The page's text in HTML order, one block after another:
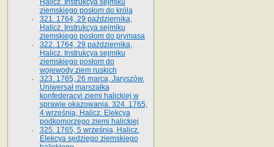
Halicz. Instrukcya sejmiku
ziemskiego posłom do króla
321. 1764, 29 października,
Halicz. Instrukcya sejmiku
ziemskiego posłom do prymasa
322. 1764, 29 października,
Halicz. Instrukcya sejmiku
ziemskiego posłom do
wojewody ziem ruskich
323. 1765, 26 marca, Jaryszów.
Uniwersał marszałka
konfederacyi ziemi halickiej w
sprawie okazowania. 324. 1765,
4 września, Halicz. Elekcya
podkomorzego ziemi halickiej
325. 1765, 5 września, Halicz.
Elekcya sędziego ziemskiego